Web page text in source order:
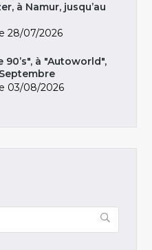
à Namur, jusqu’au
28/07/2026
à "Autoworld",
03/08/2026